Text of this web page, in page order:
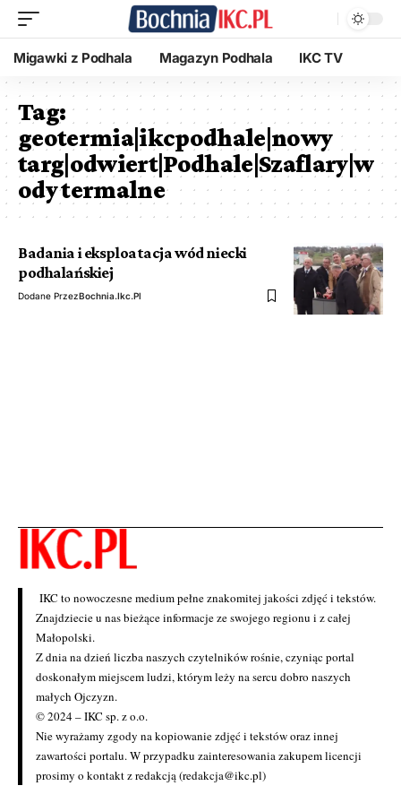
Migawki z Podhala Magazyn Podhala IKC TV
Tag:
geotermia|ikcpodhale|nowy
targ|odwiert|Podhale|Szaflary|w
ody termalne
Badania i eksploatacja wód niecki
podhalańskiej
Dodane PrzezBochnia.ikc.pl
IKC to nowoczesne medium pełne znakomitej jakości zdjęć i tekstów.
Znajdziecie u nas bieżące informacje ze swojego regionu i z całej
Małopolski.
Z dnia na dzień liczba naszych czytelników rośnie, czyniąc portal
doskonałym miejscem ludzi, którym leży na sercu dobro naszych
małych Ojczyzn.
© 2024 – IKC sp. z o.o.
Nie wyrażamy zgody na kopiowanie zdjęć i tekstów oraz innej
zawartości portalu. W przypadku zainteresowania zakupem licencji
prosimy o kontakt z redakcją (redakcja@ikc.pl)